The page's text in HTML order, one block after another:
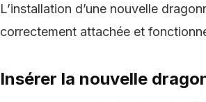
L’installation d’une nouvelle
correctement attachée et
Insérer la nouvelle